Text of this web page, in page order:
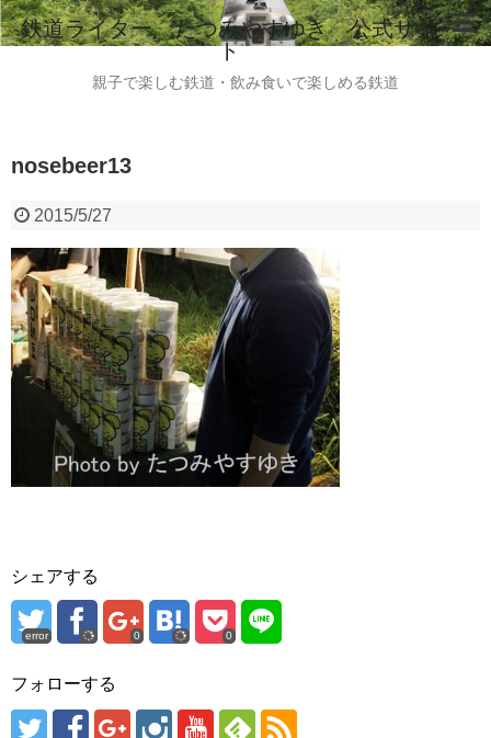
鉄道ライター たつみやすゆき 公式サイ
ト
親子で楽しむ鉄道・飲み食いで楽しめる鉄道
nosebeer13
2015/5/27
シェアする
error 0 0
フォローする
instagram
ご意見・ご感想・お問い合わせはこちらから
全国のビール列車情報（2015.8現在）